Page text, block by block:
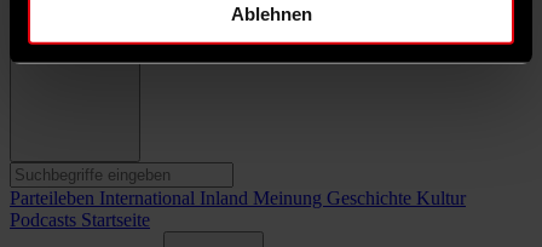
Ablehnen
Parteileben International Inland Meinung Geschichte Kultur
Podcasts Startseite